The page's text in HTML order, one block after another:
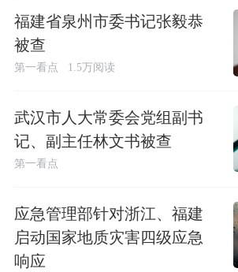
福建省泉州市委书记张毅恭
被查
第一看点 1.5万阅读
武汉市人大常委会党组副书
记、副主任林文书被查
第一看点
应急管理部针对浙江、福建
启动国家地质灾害四级应急
响应